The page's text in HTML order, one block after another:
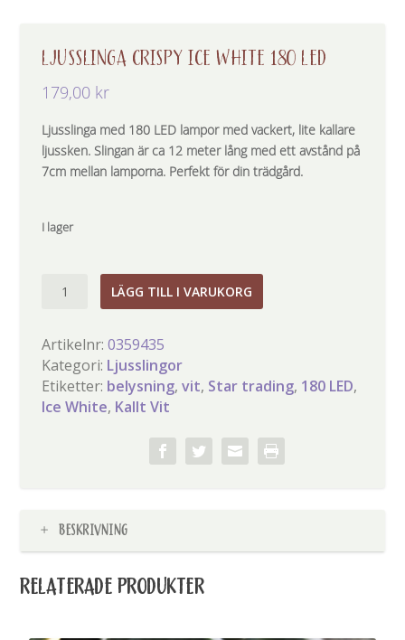
LJUSSLINGA CRISPY ICE WHITE 180 LED
179,00 kr
Ljusslinga med 180 LED lampor med vackert, lite kallare
ljussken. Slingan är ca 12 meter lång med ett avstånd på
7cm mellan lamporna. Perfekt för din trädgård.
I lager
Ljusslinga
White
180
LED
mängd
LÄGG TILL I VARUKORG
Artikelnr:0359435
Kategori: Ljusslingor
Etiketter: belysning,vit, Star trading, 180 LED,
Ice White, Kallt Vit
BESKRIVNING
RELATERADE PRODUKTER